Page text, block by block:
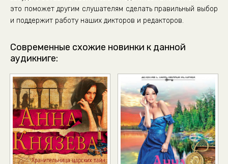
это поможет другим слушателям сделать правильный выбор
и поддержит работу наших дикторов и редакторов.
Современные схожие новинки к данной
аудикниге: